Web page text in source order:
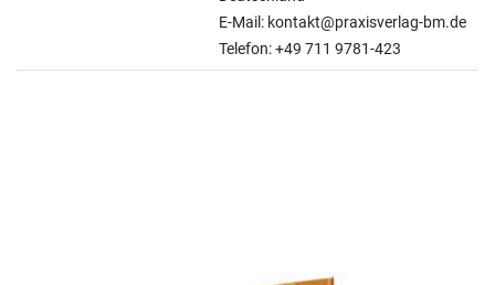
E-Mail: kontakt@praxisverlag-bm.de
Telefon: +49 711 9781-423